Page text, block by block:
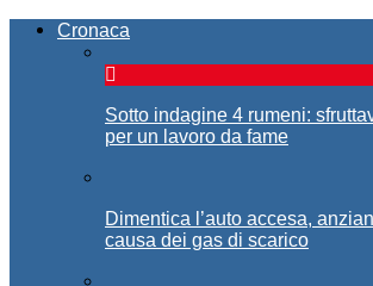
Cronaca
Sotto indagine 4 rumeni:
per un lavoro da fame
Dimentica l’auto accesa,
causa dei gas di scarico